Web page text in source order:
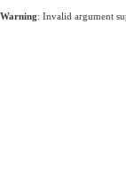
Warning: Invalid argument